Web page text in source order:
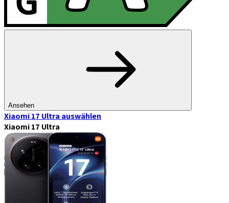
Ansehen
Xiaomi 17 Ultra auswählen
Xiaomi 17 Ultra